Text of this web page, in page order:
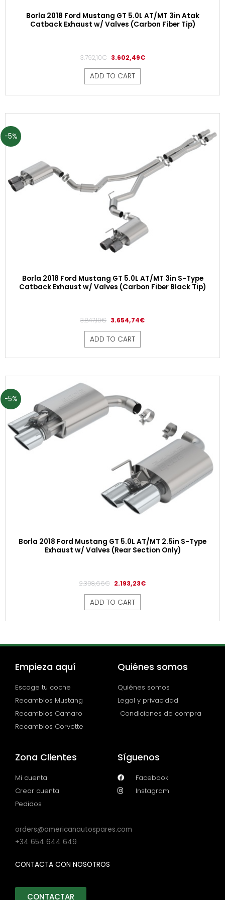
Borla 2018 Ford Mustang GT 5.0L AT/MT 3in Atak
Catback Exhaust w/ Valves (Carbon Fiber Tip)
3.792,10€ 3.602,49€
ADD TO CART
-5%
Borla 2018 Ford Mustang GT 5.0L AT/MT 3in S-Type
Catback Exhaust w/ Valves (Carbon Fiber Black Tip)
3.847,10€ 3.654,74€
ADD TO CART
-5%
Borla 2018 Ford Mustang GT 5.0L AT/MT 2.5in S-Type
Exhaust w/ Valves (Rear Section Only)
2.308,66€ 2.193,23€
ADD TO CART
Empieza aquí
Escoge tu coche
Recambios Mustang
Recambios Camaro
Recambios Corvette
Quiénes somos
Quiénes somos
Legal y privacidad
Condiciones de compra
Zona Clientes
Mi cuenta
Crear cuenta
Pedidos
Síguenos
Facebook
Instagram
orders@americanautospares.com
+34 654 644 649
CONTACTA CON NOSOTROS
CONTACTAR